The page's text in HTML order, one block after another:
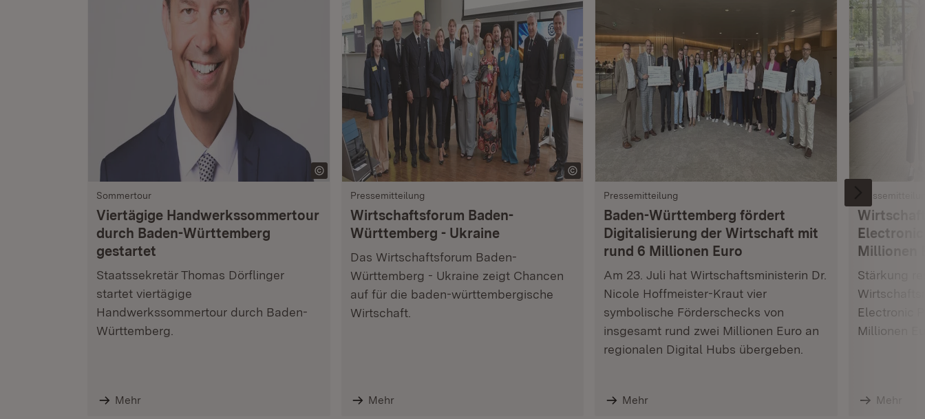
Sommertour
Viertägige Handwerkssommertour
durch Baden-Württemberg
gestartet
Staatssekretär Thomas Dörflinger
startet viertägige
Handwerkssommertour durch Baden-
Württemberg.
Mehr
Pressemitteilung
Wirtschaftsforum Baden-
Württemberg - Ukraine
Das Wirtschaftsforum Baden-
Württemberg - Ukraine zeigt Chancen
auf für die baden-württembergische
Wirtschaft.
Mehr
Pressemitteilung
Baden-Württemberg fördert
Digitalisierung der Wirtschaft mit
rund 6 Millionen Euro
Am 23. Juli hat Wirtschaftsministerin Dr.
Nicole Hoffmeister-Kraut vier
symbolische Förderschecks von
insgesamt rund zwei Millionen Euro an
regionalen Digital Hubs übergeben.
Mehr
Millionen
Stärkung
Electronic
Millionen
Mehr